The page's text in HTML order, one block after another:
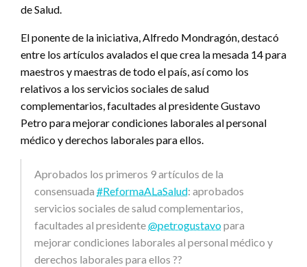
de Salud.
El ponente de la iniciativa, Alfredo Mondragón, destacó
entre los artículos avalados el que crea la mesada 14 para
maestros y maestras de todo el país, así como los
relativos a los servicios sociales de salud
complementarios, facultades al presidente Gustavo
Petro para mejorar condiciones laborales al personal
médico y derechos laborales para ellos.
Aprobados los primeros 9 artículos de la
consensuada #ReformaALaSalud: aprobados
servicios sociales de salud complementarios,
facultades al presidente@petrogustavopara
mejorar condiciones laborales al personal médico y
derechos laborales para ellos ??